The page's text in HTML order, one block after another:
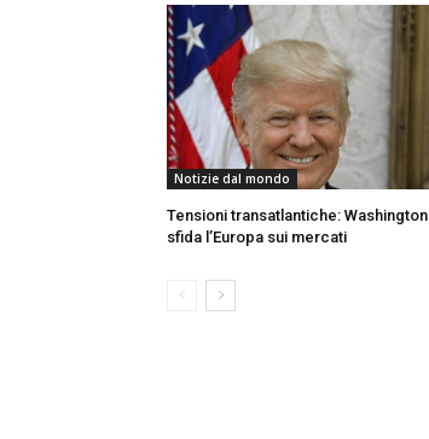
Notizie dal mondo
Tensioni transatlantiche: Washington
sfida l’Europa sui mercati